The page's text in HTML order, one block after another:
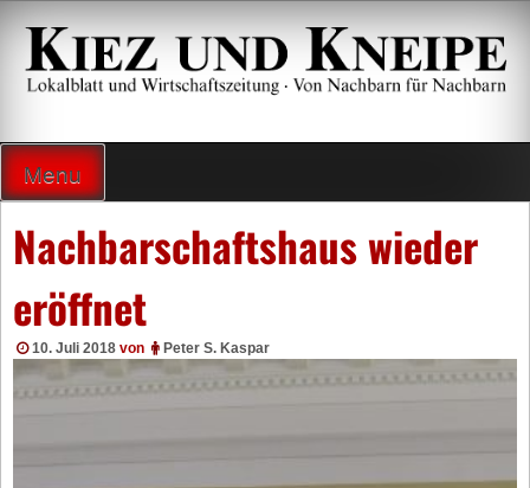
Zum
Inhalt
springen
Menu
Nachbarschaftshaus wieder
eröffnet
10. Juli 2018 von Peter S. Kaspar